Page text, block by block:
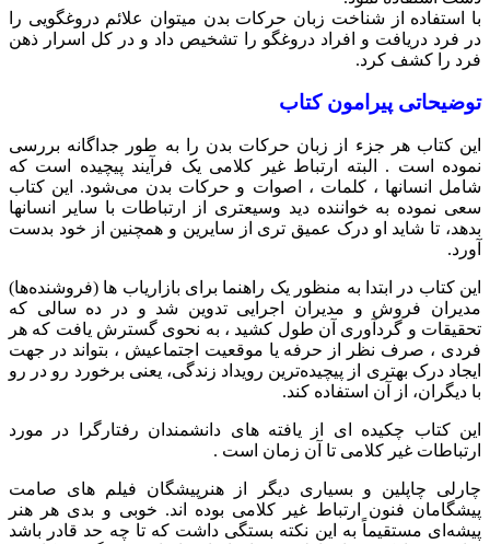
با استفاده از شناخت زبان حرکات بدن میتوان علائم دروغگویی را
در فرد دریافت و افراد دروغگو را تشخیص داد و در کل اسرار ذهن
فرد را کشف کرد.
توضیحاتی پیرامون کتاب
این کتاب هر جزء از زبان حرکات بدن را به طور جداگانه بررسی
نموده است . البته ارتباط غیر کلامی یک فرآیند پیچیده است که
شامل انسانها ، کلمات ، اصوات و حرکات بدن می‌شود. این کتاب
سعی نموده به خواننده دید وسیعتری از ارتباطات با سایر انسانها
بدهد، تا شاید او درک عمیق تری از سایرین و همچنین از خود بدست
آورد.
این کتاب در ابتدا به منظور یک راهنما برای بازاریاب ها (فروشنده‌ها)
مدیران فروش و مدیران اجرایی تدوین شد و در ده سالی که
تحقیقات و گردآوری آن طول کشید ، به نحوی گسترش یافت که هر
فردی ، صرف نظر از حرفه یا موقعیت اجتماعیش ، بتواند در جهت
ایجاد درک بهتری از پیچیده‌ترین رویداد زندگی، یعنی برخورد رو در رو
با دیگران، از آن استفاده کند.
این کتاب چکیده ای از یافته های دانشمندان رفتارگرا در مورد
ارتباطات غیر کلامی تا آن زمان است .
چارلی چاپلین و بسیاری دیگر از هنرپیشگان فیلم های صامت
پیشگامان فنون ارتباط غیر کلامی بوده اند. خوبی و بدی هر هنر
پیشه‌ای مستقیماً به این نکته بستگی داشت که تا چه حد قادر باشد